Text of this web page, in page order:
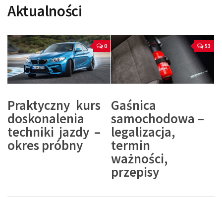
Aktualności
0
Praktyczny kurs
doskonalenia
techniki jazdy –
okres próbny
53
Gaśnica
samochodowa –
legalizacja,
termin
ważności,
przepisy